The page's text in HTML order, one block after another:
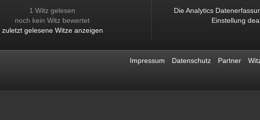
1 Witz gelesen
noch kein Witz bewertet
zuletzt gelesene Witze anzeigen
Die Analytics
Einstellung
Impressum Datenschutz Partner